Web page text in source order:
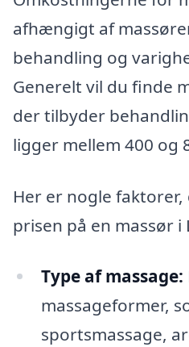
afhængigt af
behandling og
Generelt vil du finde
der tilbyder
ligger mellem 400 og
Her er nogle
prisen på en massør i
Type af massage:
massageformer,
sportsmassage,